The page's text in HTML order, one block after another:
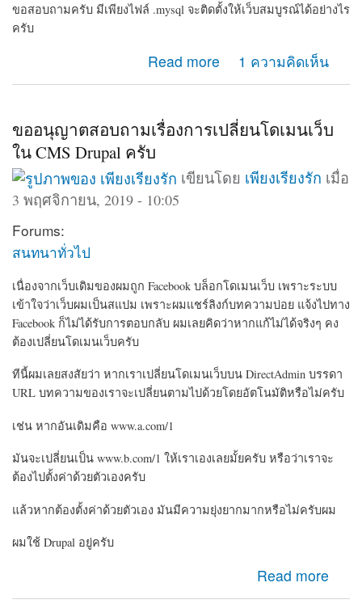
ขอสอบถามครับ มีเพียงไฟล์ .mysql จะติดตั้งให้เว็บสมบูรณ์ได้อย่างไร
ครับ
Read more
about ขอวิธีการติดตั้ง drupal 1 ความคิดเห็น
ขออนุญาตสอบถามเรื่องการเปลี่ยนโดเมนเว็บ
ใน CMS Drupal ครับ
เขียนโดย เพียงเรียงรัก เมื่อ
3 พฤศจิกายน, 2019 - 10:05
Forums:
สนทนาทั่วไป
เนื่องจากเว็บเดิมของผมถูก Facebook บล็อกโดเมนเว็บ เพราะระบบ
เข้าใจว่าเว็บผมเป็นสแปม เพราะผมแชร์ลิงก์บทความบ่อย แจ้งไปทาง
Facebook ก็ไม่ได้รับการตอบกลับ ผมเลยคิดว่าหากแก้ไม่ได้จริงๆ คง
ต้องเปลี่ยนโดเมนเว็บครับ
ทีนี้ผมเลยสงสัยว่า หากเราเปลี่ยนโดเมนเว็บบน DirectAdmin บรรดา
URL บทความของเราจะเปลี่ยนตามไปด้วยโดยอัตโนมัติหรือไม่ครับ
เช่น หากอันเดิมคือ www.a.com/1
มันจะเปลี่ยนเป็น www.b.com/1 ให้เราเองเลยมั้ยครับ หรือว่าเราจะ
ต้องไปตั้งค่าด้วยตัวเองครับ
แล้วหากต้องตั้งค่าด้วยตัวเอง มันมีความยุ่งยากมากหรือไม่ครับผม
ผมใช้ Drupal อยู่ครับ
Read more
about ขออนุญาตสอบถามเรื่องการเปลี่ยนโดเมนเว็บใน
CMS Drupal ครับ